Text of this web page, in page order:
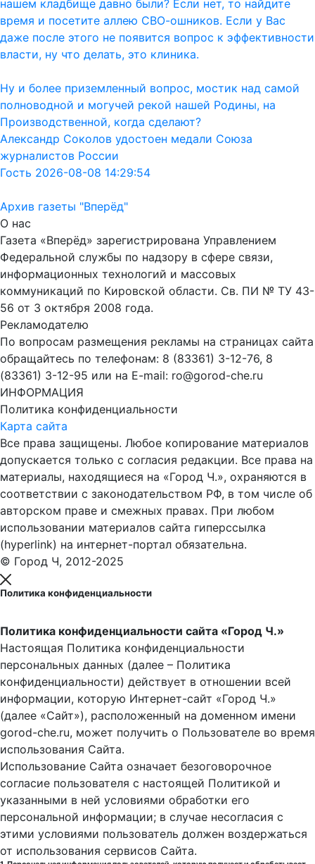
нашем кладбище давно были? Если нет, то найдите
время и посетите аллею СВО-ошников. Если у Вас
даже после этого не появится вопрос к эффективности
власти, ну что делать, это клиника.
Ну и более приземленный вопрос, мостик над самой
полноводной и могучей рекой нашей Родины, на
Производственной, когда сделают?
Александр Соколов удостоен медали Союза
журналистов России
Гость 2026-08-08 14:29:54
Архив газеты "Вперёд"
О нас
Газета «Вперёд» зарегистрирована Управлением
Федеральной службы по надзору в сфере связи,
информационных технологий и массовых
коммуникаций по Кировской области. Св. ПИ № ТУ 43-
56 от 3 октября 2008 года.
Рекламодателю
По вопросам размещения рекламы на страницах сайта
обращайтесь по телефонам: 8 (83361) 3-12-76, 8
(83361) 3-12-95 или на E-mail: ro@gorod-che.ru
ИНФОРМАЦИЯ
Политика конфиденциальности
Карта сайта
Все права защищены. Любое копирование материалов
допускается только с согласия редакции. Все права на
материалы, находящиеся на «Город Ч.», охраняются в
соответствии с законодательством РФ, в том числе об
авторском праве и смежных правах. При любом
использовании материалов сайта гиперссылка
(hyperlink) на интернет-портал обязательна.
© Город Ч, 2012-2025
Политика конфиденциальности
Политика конфиденциальности сайта «Город Ч.»
Настоящая Политика конфиденциальности
персональных данных (далее – Политика
конфиденциальности) действует в отношении всей
информации, которую Интернет-сайт «Город Ч.»
(далее «Сайт»), расположенный на доменном имени
gorod-che.ru, может получить о Пользователе во время
использования Cайта.
Использование Сайта означает безоговорочное
согласие пользователя с настоящей Политикой и
указанными в ней условиями обработки его
персональной информации; в случае несогласия с
этими условиями пользователь должен воздержаться
от использования сервисов Сайта.